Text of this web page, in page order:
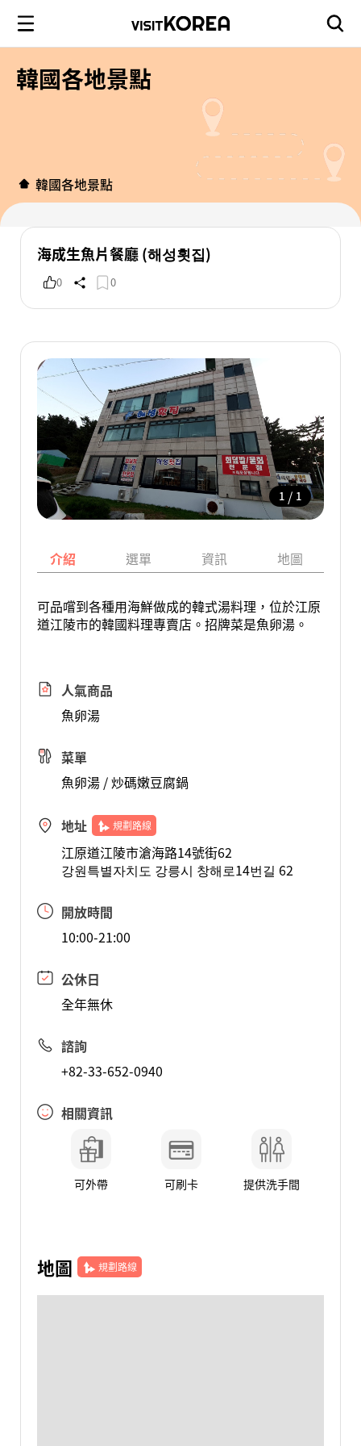
韓國各地景點
韓國各地景點
海成生魚片餐廳 (해성횟집)
0 0
1 / 1
介紹 選單 資訊 地圖
可品嚐到各種用海鮮做成的韓式湯料理，位於江原
道江陵市的韓國料理專賣店。招牌菜是魚卵湯。
人氣商品
魚卵湯
菜單
魚卵湯 / 炒碼嫩豆腐鍋
地址 規劃路線
江原道江陵市滄海路14號街62
강원특별자치도 강릉시 창해로14번길 62
開放時間
10:00-21:00
公休日
全年無休
諮詢
+82-33-652-0940
相關資訊
可外帶 可刷卡 提供洗手間
地圖 規劃路線